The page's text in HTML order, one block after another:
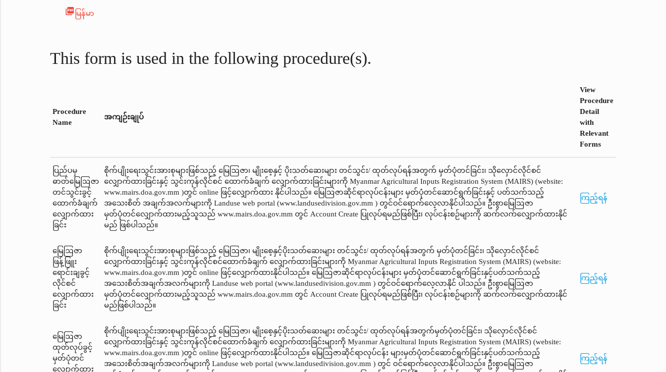
picture_as_pdf မြန်မာ
This form is used in the following procedure(s).
Procedure
Name
အကျဉ်းချုပ်
View
Procedure
Detail
with
Relevant
Forms
ပြည်ပမှ
ဓာတ်မြေဩဇာ
တင်သွင်းခွင့်
ထောက်ခံချက်
လျှောက်ထား
ခြင်း
စိုက်ပျိုးရေးသွင်းအားစုများဖြစ်သည့် မြေဩဇာ၊ မျိုးစေ့နှင့် ပိုးသတ်ဆေးများ တင်သွင်း/ ထုတ်လုပ်ရန်အတွက် မှတ်ပုံတင်ခြင်း၊ သိုလှောင်လိုင်စင်
လျှောက်ထားခြင်းနှင့် သွင်းကုန်လိုင်စင် ထောက်ခံချက်‌ လျှောက်ထားခြင်းများကို Myanmar Agricultural Inputs Registration System (MAIRS) (website:
www.mairs.doa.gov.mm )တွင် online ဖြင့်လျှောက်ထား နိုင်ပါသည်။ မြေဩဇာဆိုင်ရာလုပ်ငန်းများ မှတ်ပုံတင်ဆောင်ရွက်ခြင်းနှင့် ပတ်သက်သည့်
အသေးစိတ် အချက်အလက်များကို Landuse web portal (www.landusedivision.gov.mm ) တွင်ဝင်ရောက်လေ့လာနိုင်ပါသည်။ ဦးစွာမြေဩဇာ
မှတ်ပုံတင်‌လျှောက်ထားမည့်သူသည် www.mairs.doa.gov.mm တွင် Account Create ပြုလုပ်ရမည်ဖြစ်ပြီး၊ လုပ်ငန်းစဉ်များကို ဆက်လက်လျှောက်ထားနိုင်
မည် ဖြစ်ပါသည်။
ကြည့်ရန်
မြေဩဇာ
ဖြန့်ဖြူး
ရောင်းချခွင့်
လိုင်စင်
လျှောက်ထား
ခြင်း
စိုက်ပျိုးရေးသွင်းအားစုများဖြစ်သည့် မြေဩဇာ၊ မျိုးစေ့နှင့်ပိုးသတ်ဆေးများ တင်သွင်း/ ထုတ်လုပ်ရန်အတွက် မှတ်ပုံတင်ခြင်း၊ သိုလှောင်လိုင်စင်
လျှောက်ထားခြင်းနှင့် သွင်းကုန်လိုင်စင်ထောက်ခံချက်‌ လျှောက်ထားခြင်းများကို Myanmar Agricultural Inputs Registration System (MAIRS) (website:
www.mairs.doa.gov.mm )တွင် online ဖြင့်လျှောက်ထားနိုင်ပါသည်။ မြေဩဇာဆိုင်ရာလုပ်ငန်းများ မှတ်ပုံတင်ဆောင်ရွက်ခြင်းနှင့်ပတ်သက်သည့်
အသေးစိတ်အချက်အလက်များကို Landuse web portal (www.landusedivision.gov.mm ) တွင်ဝင်ရောက်လေ့လာနိုင် ပါသည်။ ဦးစွာမြေဩဇာ
မှတ်ပုံတင်‌လျှောက်ထားမည့်သူသည် www.mairs.doa.gov.mm တွင် Account Create ပြုလုပ်ရမည်ဖြစ်ပြီး၊ လုပ်ငန်းစဉ်များကို ဆက်လက်လျှောက်ထားနိုင်
မည်ဖြစ်ပါသည်။
ကြည့်ရန်
မြေဩဇာ
ထုတ်လုပ်ခွင့်
မှတ်ပုံတင်
လျှောက်ထား
စိုက်ပျိုးရေးသွင်းအားစုများဖြစ်သည့် မြေဩဇာ၊ မျိုးစေ့နှင့်ပိုးသတ်ဆေးများ တင်သွင်း/ ထုတ်လုပ်ရန်အတွက်မှတ်ပုံတင်ခြင်း၊ သိုလှောင်လိုင်စင်
လျှောက်ထားခြင်းနှင့် သွင်းကုန်လိုင်စင်ထောက်ခံချက်‌ လျှောက်ထားခြင်းများကို Myanmar Agricultural Inputs Registration System (MAIRS) (website:
www.mairs.doa.gov.mm )တွင် online ဖြင့်လျှောက်ထားနိုင်ပါသည်။ မြေဩဇာဆိုင်ရာလုပ်ငန်း များမှတ်ပုံတင်ဆောင်ရွက်ခြင်းနှင့်ပတ်သက်သည့်
အသေးစိတ်အချက်အလက်များကို Landuse web portal (www.landusedivision.gov.mm ) တွင် ဝင်ရောက်လေ့လာနိုင်ပါသည်။ ဦးစွာမြေဩဇာ
ကြည့်ရန်